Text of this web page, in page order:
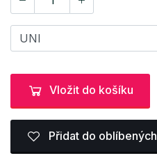
Vložit do košíku
Přidat do oblíbených